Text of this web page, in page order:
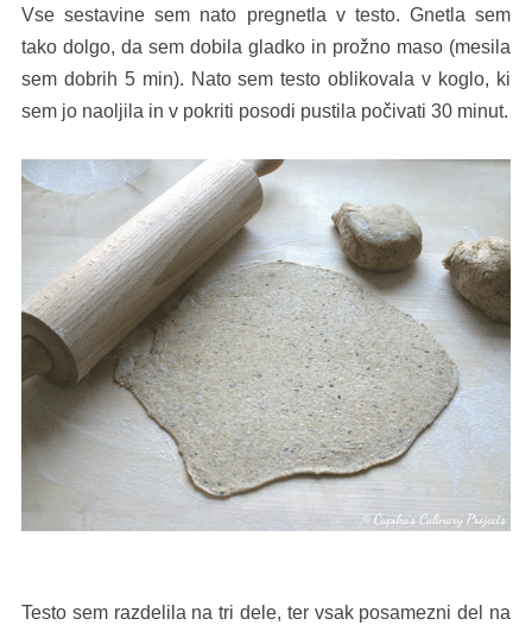
Vse sestavine sem nato pregnetla v testo. Gnetla sem
tako dolgo, da sem dobila gladko in prožno maso (mesila
sem dobrih 5 min). Nato sem testo oblikovala v koglo, ki
sem jo naoljila in v pokriti posodi pustila počivati 30 minut.
Testo sem razdelila na tri dele, ter vsak posamezni del na